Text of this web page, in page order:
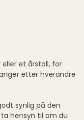
et årstall, for
etter hverandre
synlig på den
hensyn til om du